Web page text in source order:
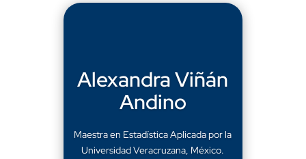
Alexandra Viñán
Andino
Maestra en Estadística Aplicada por la
Universidad Veracruzana, México.